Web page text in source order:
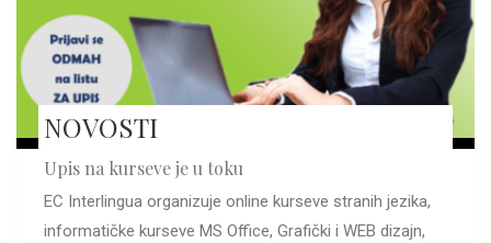
NOVOSTI
Upis na kurseve je u toku
EC Interlingua organizuje online kurseve stranih jezika,
informatičke kurseve MS Office, Grafički i WEB dizajn,